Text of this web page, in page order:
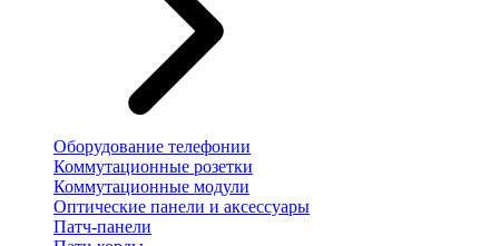
Оборудование телефонии
Коммутационные розетки
Коммутационные модули
Оптические панели и аксессуары
Патч-панели